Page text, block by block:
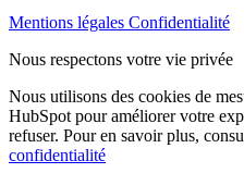
Mentions légales Confidentialité
Nous respectons votre vie privée
Nous utilisons des cookies de
HubSpot pour améliorer votre
refuser. Pour en savoir plus,
confidentialité